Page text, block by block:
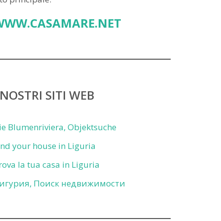
SITI WEB
Blumenriviera, Objektsuche
your house in Liguria
la tua casa in Liguria
Поиск недвижимости